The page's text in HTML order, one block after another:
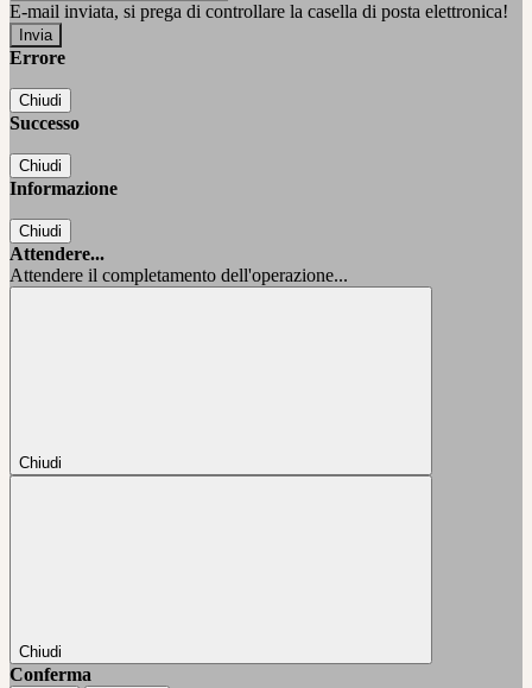
E-mail inviata, si prega di controllare la casella di posta elettronica!
Errore
Chiudi
Successo
Chiudi
Informazione
Chiudi
Attendere...
Attendere il completamento dell'operazione...
Chiudi
Chiudi
Conferma